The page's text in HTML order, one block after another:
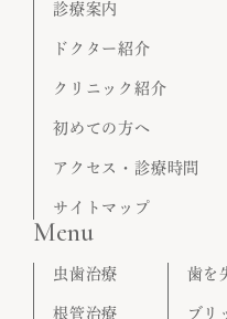
診療案内
ドクター紹介
クリニック紹介
初めての方へ
アクセス・診療時間
サイトマップ
Menu
虫歯治療
根管治療
歯を
ブリ